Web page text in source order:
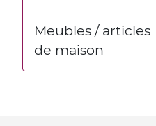
Meubles / articles
de maison